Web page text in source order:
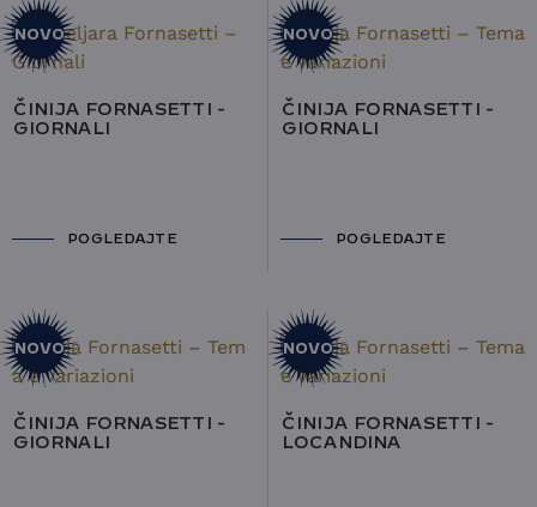
NOVO
ČINIJA FORNASETTI -
GIORNALI
POGLEDAJTE
NOVO
ČINIJA FORNASETTI -
GIORNALI
POGLEDAJTE
NOVO
ČINIJA FORNASETTI -
GIORNALI
NOVO
ČINIJA FORNASETTI -
LOCANDINA